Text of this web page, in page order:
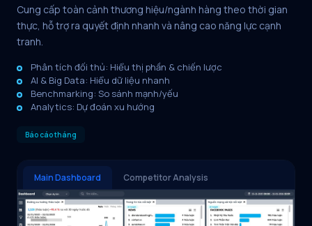
Cung cấp toàn cảnh thương hiệu/ngành hàng theo thời gian
thực, hỗ trợ ra quyết định nhanh và nâng cao năng lực cạnh
tranh.
Phân tích đối thủ: Hiểu thị phần & chiến lược
AI & Big Data: Hiểu dữ liệu nhanh
Benchmarking: So sánh mạnh/yếu
Analytics: Dự đoán xu hướng
Báo cáo tháng
Main Dashboard Competitor Analysis